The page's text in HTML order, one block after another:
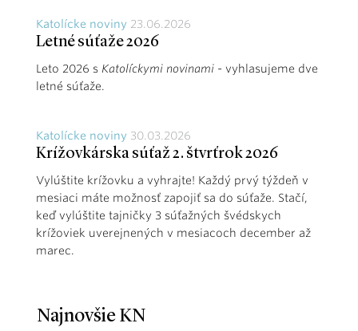
Katolícke noviny 23.06.2026
Letné súťaže 2026
Leto 2026 s Katolíckymi novinami - vyhlasujeme dve
letné súťaže.
Katolícke noviny 30.03.2026
Krížovkárska súťaž 2. štvrťrok 2026
Vylúštite krížovku a vyhrajte! Každý prvý týždeň v
mesiaci máte možnosť zapojiť sa do súťaže. Stačí,
keď vylúštite tajničky 3 súťažných švédskych
krížoviek uverejnených v mesiacoch december až
marec.
Najnovšie KN